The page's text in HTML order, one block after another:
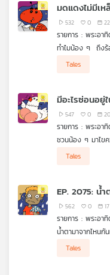
มดแดงไม่มีเห
532 0
รายการ : พระอา
ทำไมน้อง ๆ ถึงร้
ขนาดนี้ล่ะหรือว่า
Tales
มีอะไรซ่อนอยู่
547 0
รายการ : พระอา
ชวนน้อง ๆ มาไข
อะไร แล้วมันจะ
"รายการพระอาทิ
Tales
EP. 2075: น้ำ
562 0
รายการ : พระอา
น้ำตามาจากไหนกั
แถมมันยังทำหน้า
Tales